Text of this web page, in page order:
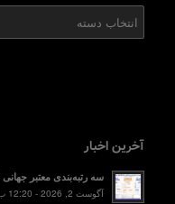
آخرین اخبار
سه رتبه‌بندی معتبر
آگوست 2, 2026 - 12:20 ب.ظ